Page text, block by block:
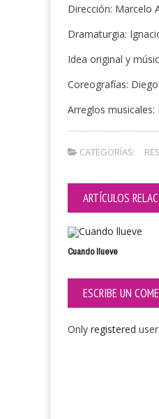
Dirección: Marcelo
Dramaturgia:
Idea original y
Coreografías:
Arreglos
CATEGORÍAS:
ARTÍCULOS
Cuando llueve
ESCRIBE UN
Only registered